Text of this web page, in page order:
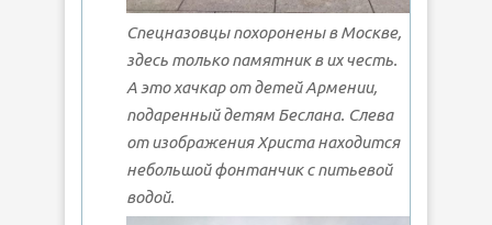
Спецназовцы похоронены в Москве,
здесь только памятник в их честь.
А это хачкар от детей Армении,
подаренный детям Беслана. Слева
от изображения Христа находится
небольшой фонтанчик с питьевой
водой.